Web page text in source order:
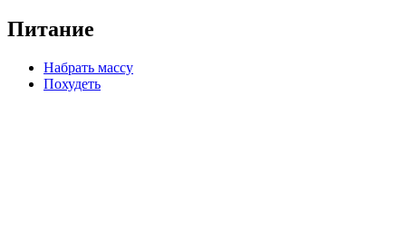
Питание
Набрать массу
Похудеть